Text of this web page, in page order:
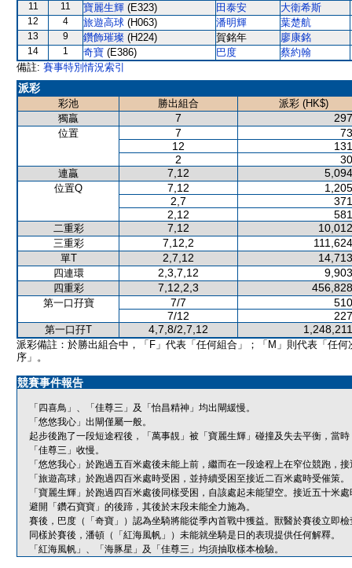
11 11 寶麗生輝 (E323) 田泰安 大衛希斯
12 4 旅遊高球 (H063) 潘明輝 葉楚航
13 9 鑽飾璀璨 (H224) 賀銘年 廖康銘
14 1 奇寶 (E386) 巴度
蔡約翰
備註: 賽事特別情況索引
派彩
彩池 勝出組合
派彩 (HK$)
獨贏
7
位置 7
12
2
連贏 7,12
位置Q 7,12
2,7
2,12
二重彩 7,12
三重彩 7,12,2
單T 2,7,12
四連環 2,3,7,12
四重彩 7,12,2,3
第一口孖寶 7/7
7/12
第一口孖T 4,7,8/2,7,12
派彩備註：於勝出組合中，「F」代表「任何組合」；「M」則代表「任何
序」。
競賽事件報告
「四喜鳥」、「佳尊三」及「怡昌精神」均出閘緩慢。
「悠悠我心」出閘僅屬一般。
起步後跑了一段短途程後，「萬事靚」被「寶麗生輝」碰撞及失去平衡，當
「佳尊三」收慢。
「悠悠我心」於跑過五百米處後未能上前，繼而在一段途程上在窄位競跑，
「旅遊高球」於跑過四百米處時受困，並持續受困至接近二百米處時受催策。
「寶麗生輝」於跑過四百米處後同樣受困，自該處起未能望空。接近五十米
避開「鑽石寶寶」的後蹄，其後於末段未能全力施為。
賽後，巴度（「奇寶」）認為坐騎將能從季內首戰中獲益。獸醫於賽後立即
同樣於賽後，潘頓（「紅海風帆」）未能就坐騎是日的表現提供任何解釋。
「紅海風帆」、「海豚星」及「佳尊三」均須抽取樣本檢驗。